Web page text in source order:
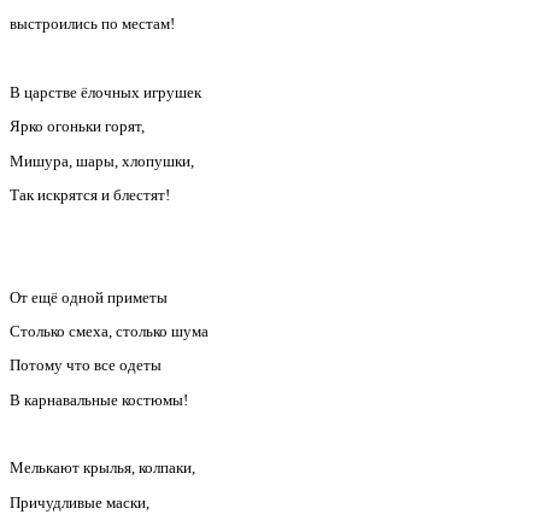
выстроились по местам!
В царстве ёлочных игрушек
Ярко огоньки горят,
Мишура, шары, хлопушки,
Так искрятся и блестят!
От ещё одной приметы
Столько смеха, столько шума
Потому что все одеты
В карнавальные костюмы!
Мелькают крылья, колпаки,
Причудливые маски,